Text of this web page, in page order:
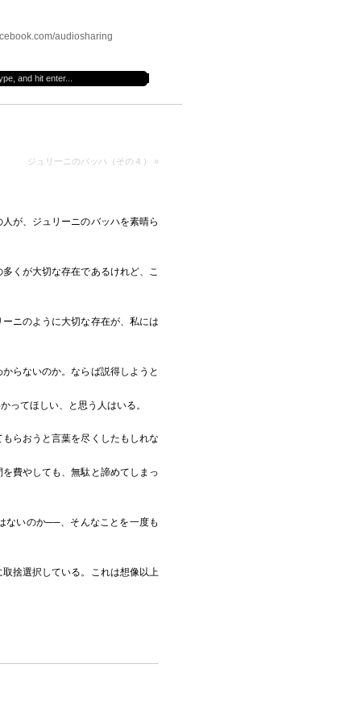
audiosharing
ジュリーニのバッハ（その４） »
が、ジュリーニのバッハを素晴ら
くが大切な存在であるけれど、こ
ニのように大切な存在が、私には
らないのか。ならば説得しようと
ってほしい、と思う人はいる。
らおうと言葉を尽くしたもしれな
費やしても、無駄と諦めてしまっ
ないのか──、そんなことを一度も
捨選択している。これは想像以上